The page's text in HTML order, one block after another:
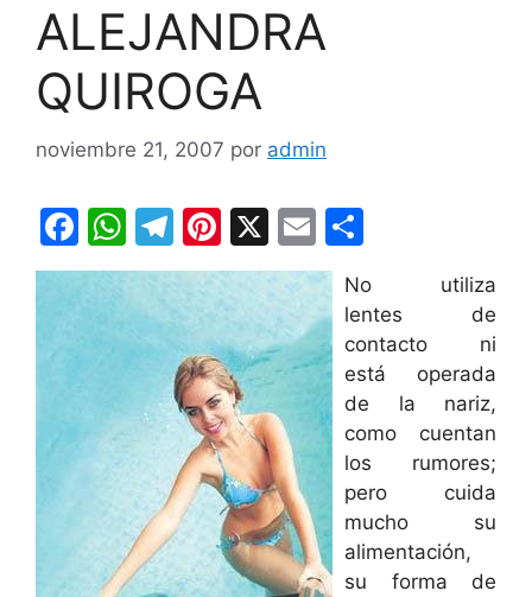
ALEJANDRA
QUIROGA
noviembre 21, 2007 por admin
F
a
c
o
W
h
at
s
A
p
p
T
el
e
gr
a
m
Pi
nt
er
e
st
X
E
m
ai
l
m
p
ar
tir
No utiliza
lentes de
contacto ni
está operada
de la nariz,
como cuentan
los rumores;
pero cuida
mucho su
alimentación,
su forma de